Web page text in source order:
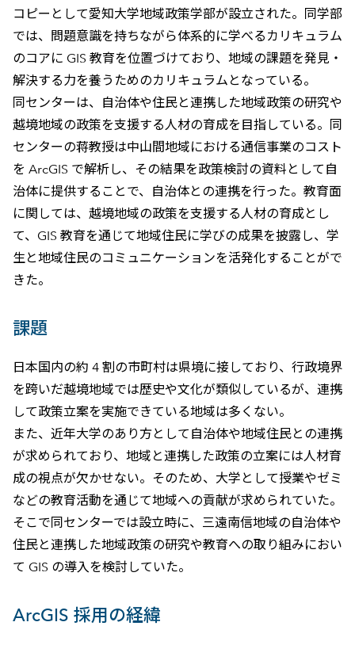
コピーとして愛知大学地域政策学部が設立された。同学部
では、問題意識を持ちながら体系的に学べるカリキュラム
のコアに GIS 教育を位置づけており、地域の課題を発見・
解決する力を養うためのカリキュラムとなっている。
同センターは、自治体や住民と連携した地域政策の研究や
越境地域の政策を支援する人材の育成を目指している。同
センターの蒋教授は中山間地域における通信事業のコスト
を ArcGIS で解析し、その結果を政策検討の資料として自
治体に提供することで、自治体との連携を行った。教育面
に関しては、越境地域の政策を支援する人材の育成とし
て、GIS 教育を通じて地域住民に学びの成果を披露し、学
生と地域住民のコミュニケーションを活発化することがで
きた。
課題
日本国内の約 4 割の市町村は県境に接しており、行政境界
を跨いだ越境地域では歴史や文化が類似しているが、連携
して政策立案を実施できている地域は多くない。
また、近年大学のあり方として自治体や地域住民との連携
が求められており、地域と連携した政策の立案には人材育
成の視点が欠かせない。そのため、大学として授業やゼミ
などの教育活動を通じて地域への貢献が求められていた。
そこで同センターでは設立時に、三遠南信地域の自治体や
住民と連携した地域政策の研究や教育への取り組みにおい
て GIS の導入を検討していた。
ArcGIS 採用の経緯